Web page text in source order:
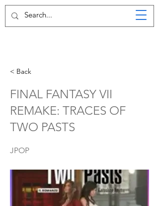
< Back
FINAL FANTASY VII
REMAKE: TRACES OF
TWO PASTS
JPOP